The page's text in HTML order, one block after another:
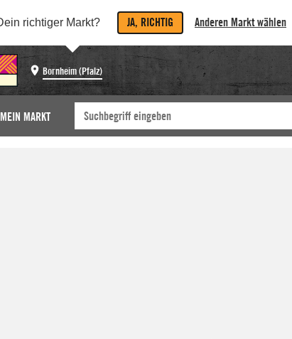
richtiger Markt? JA, RICHTIG Anderen Markt wählen
Bornheim (Pfalz)
MEIN MARKT